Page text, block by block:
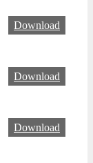
Download
Download
Download